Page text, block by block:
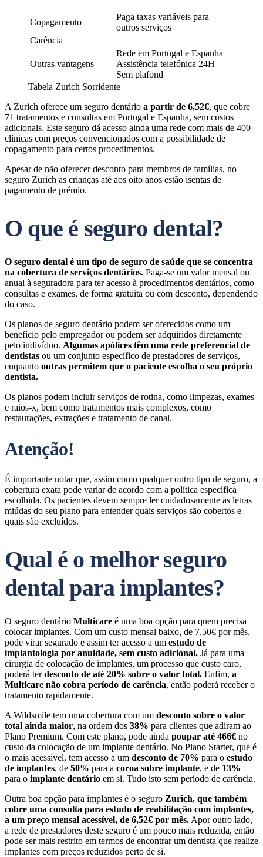
Copagamento
Paga taxas variáveis para
outros serviços
Carência
Outras vantagens
Rede em Portugal e Espanha
Assistência telefónica 24H
Sem plafond
Tabela Zurich Sorridente
A Zurich oferece um seguro dentário a partir de 6,52€, que cobre
71 tratamentos e consultas em Portugal e Espanha, sem custos
adicionais. Este seguro dá acesso ainda uma rede com mais de 400
clínicas com preços convencionados com a possibilidade de
copagamento para certos procedimentos.
Apesar de não oferecer desconto para membros de famílias, no
seguro Zurich as crianças até aos oito anos estão isentas de
pagamento de prémio.
O que é seguro dental?
O seguro dental é um tipo de seguro de saúde que se concentra
na cobertura de serviços dentários. Paga-se um valor mensal ou
anual à seguradora para ter acesso à procedimentos dentários, como
consultas e exames, de forma gratuita ou com desconto, dependendo
do caso.
Os planos de seguro dentário podem ser oferecidos como um
benefício pelo empregador ou podem ser adquiridos diretamente
pelo indivíduo. Algumas apólices têm uma rede preferencial de
dentistas ou um conjunto específico de prestadores de serviços,
enquanto outras permitem que o paciente escolha o seu próprio
dentista.
Os planos podem incluir serviços de rotina, como limpezas, exames
e raios-x, bem como tratamentos mais complexos, como
restaurações, extrações e tratamento de canal.
Atenção!
É importante notar que, assim como qualquer outro tipo de seguro, a
cobertura exata pode variar de acordo com a política específica
escolhida. Os pacientes devem sempre ler cuidadosamente as letras
miúdas do seu plano para entender quais serviços são cobertos e
quais são excluídos.
Qual é o melhor seguro
dental para implantes?
O seguro dentário Multicare é uma boa opção para quem precisa
colocar implantes. Com um custo mensal baixo, de 7,50€ por mês,
pode virar segurado e assim ter acesso a um estudo de
implantologia por anuidade, sem custo adicional. Já para uma
cirurgia de colocação de implantes, um processo que custo caro,
poderá terdesconto de até 20% sobre o valor total. Enfim, a
Multicare não cobra período de carência, então poderá receber o
tratamento rapidamente.
A Wildsmile tem uma cobertura com um desconto sobre o valor
total ainda maior, na ordem dos 38% para clientes que adiram ao
Plano Premium. Com este plano, pode ainda poupar até 466€ no
custo da colocação de um implante dentário. No Plano Starter, que é
o mais acessível, tem acesso a um desconto de 70% para o estudo
de implantes, de 50% para a coroa sobre implante, e de 13%
para o implante dentário em si. Tudo isto sem período de carência.
Outra boa opção para implantes é o seguro Zurich, que também
cobre uma consulta para estudo de reabilitação com implantes,
a um preço mensal acessível, de 6,52€ por mês. Apor outro lado,
a rede de prestadores deste seguro é um pouco mais reduzida, então
pode ser mais restrito em termos de encontrar um dentista que realize
implantes com preços reduzidos perto de si.